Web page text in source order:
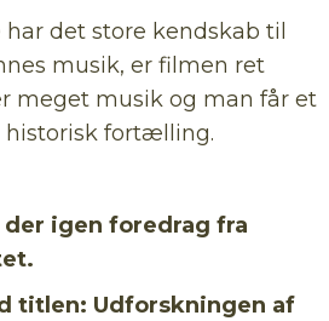
det store kendskab til
musik, er filmen ret
meget musik og man får et
historisk fortælling.
igen foredrag fra
titlen: Udforskningen af